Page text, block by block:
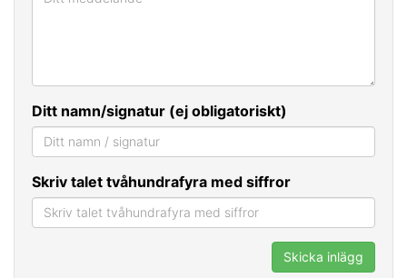
Ditt namn/signatur (ej obligatoriskt)
Skriv talet tvåhundrafyra med siffror
Skicka inlägg